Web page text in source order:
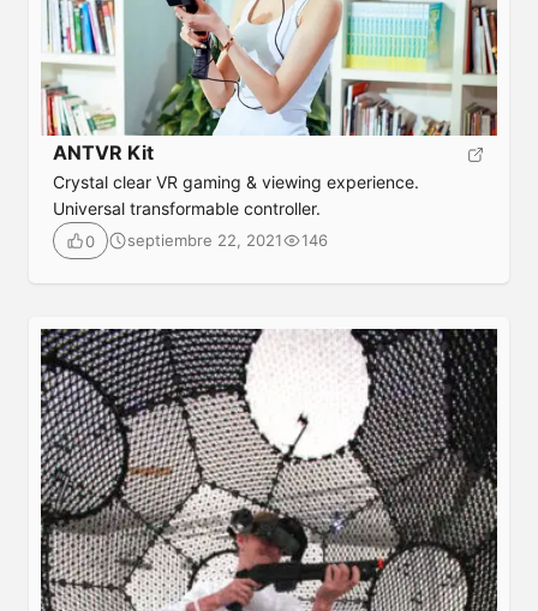
ANTVR Kit
Crystal clear VR gaming & viewing experience.
Universal transformable controller.
0 septiembre 22, 2021 146